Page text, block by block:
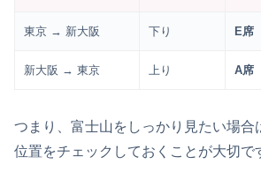
東京 → 新大阪 下り E席
新大阪 → 東京 上り A席
つまり、富士山をしっかり見たい場合
位置をチェックしておくことが大切で